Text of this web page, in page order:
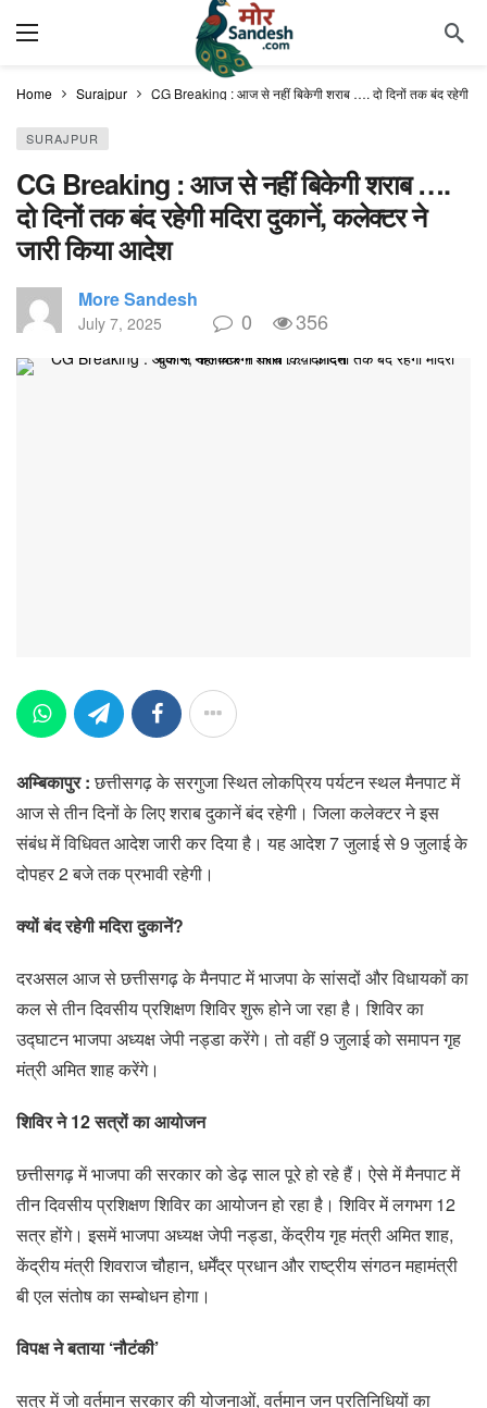
Home Surajpur CG Breaking : आज से नहीं बिकेगी शराब …. दो दिनों तक बंद रहेगी
SURAJPUR
CG Breaking : आज से नहीं बिकेगी शराब ….
दो दिनों तक बंद रहेगी मदिरा दुकानें, कलेक्टर ने
जारी किया आदेश
More Sandesh
July 7, 2025 0 356
अम्बिकापुर :छत्तीसगढ़ के सरगुजा स्थित लोकप्रिय पर्यटन स्थल मैनपाट में
आज से तीन दिनों के लिए शराब दुकानें बंद रहेगी। जिला कलेक्टर ने इस
संबंध में विधिवत आदेश जारी कर दिया है। यह आदेश 7 जुलाई से 9 जुलाई के
दोपहर 2 बजे तक प्रभावी रहेगी।
क्यों बंद रहेगी मदिरा दुकानें?
दरअसल आज से छत्तीसगढ़ के मैनपाट में भाजपा के सांसदों और विधायकों का
कल से तीन दिवसीय प्रशिक्षण शिविर शुरू होने जा रहा है। शिविर का
उद्घाटन भाजपा अध्यक्ष जेपी नड्डा करेंगे। तो वहीं 9 जुलाई को समापन गृह
मंत्री अमित शाह करेंगे।
शिविर ने 12 सत्रों का आयोजन
छत्तीसगढ़ में भाजपा की सरकार को डेढ़ साल पूरे हो रहे हैं। ऐसे में मैनपाट में
तीन दिवसीय प्रशिक्षण शिविर का आयोजन हो रहा है। शिविर में लगभग 12
सत्र होंगे। इसमें भाजपा अध्यक्ष जेपी नड्डा, केंद्रीय गृह मंत्री अमित शाह,
केंद्रीय मंत्री शिवराज चौहान, धर्मेंद्र प्रधान और राष्ट्रीय संगठन महामंत्री
बी एल संतोष का सम्बोधन होगा।
विपक्ष ने बताया ‘नौटंकी’
सत्र में जो वर्तमान सरकार की योजनाओं, वर्तमान जन प्रतिनिधियों का